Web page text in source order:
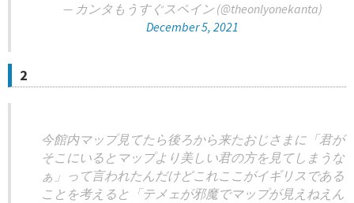
— カンタもうすぐスペイン (@theonlyonekanta)
December 5, 2021
2
今館内マップ見てたら後ろから来たおじさまに「君が
そこにいるとマップより美しい君の方を見てしまうな
ぁ」って言われたんだけどこれここがイギリスである
ことを考えると「テメェが邪魔でマップが見えねえん